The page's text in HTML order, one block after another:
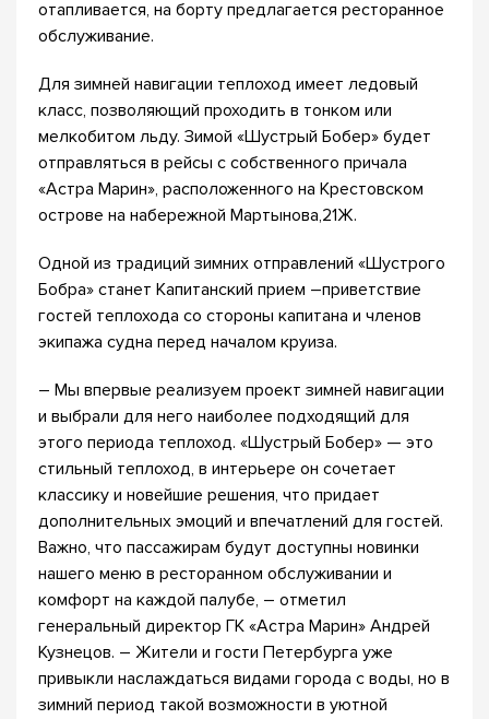
отапливается, на борту предлагается ресторанное
обслуживание.
Для зимней навигации теплоход имеет ледовый
класс, позволяющий проходить в тонком или
мелкобитом льду. Зимой «Шустрый Бобер» будет
отправляться в рейсы с собственного причала
«Астра Марин», расположенного на Крестовском
острове на набережной Мартынова,21Ж.
Одной из традиций зимних отправлений «Шустрого
Бобра» станет Капитанский прием –приветствие
гостей теплохода со стороны капитана и членов
экипажа судна перед началом круиза.
– Мы впервые реализуем проект зимней навигации
и выбрали для него наиболее подходящий для
этого периода теплоход. «Шустрый Бобер» — это
стильный теплоход, в интерьере он сочетает
классику и новейшие решения, что придает
дополнительных эмоций и впечатлений для гостей.
Важно, что пассажирам будут доступны новинки
нашего меню в ресторанном обслуживании и
комфорт на каждой палубе, – отметил
генеральный директор ГК «Астра Марин» Андрей
Кузнецов. – Жители и гости Петербурга уже
привыкли наслаждаться видами города с воды, но в
зимний период такой возможности в уютной